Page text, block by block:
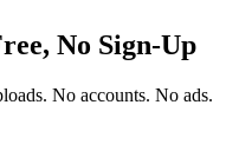
No Sign-Up
No accounts. No ads.